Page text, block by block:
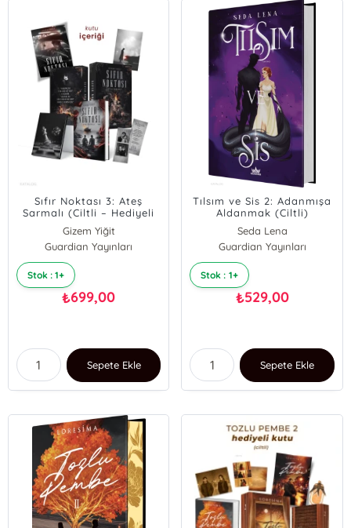
Sıfır Noktası 3: Ateş
Sarmalı (Ciltli – Hediyeli
Gizem Yiğit
Guardian Yayınları
Stok : 1+
₺699,00
Sepete Ekle
Tılsım ve Sis 2: Adanmışa
Aldanmak (Ciltli)
Seda Lena
Guardian Yayınları
Stok : 1+
₺529,00
Sepete Ekle